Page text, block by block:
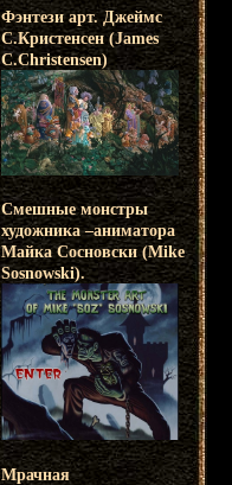
Фэнтези арт. Джеймс
С.Кристенсен (James
C.Christensen)
Смешные монстры
художника –аниматора
Майка Сосновски (Mike
Sosnowski).
Мрачная